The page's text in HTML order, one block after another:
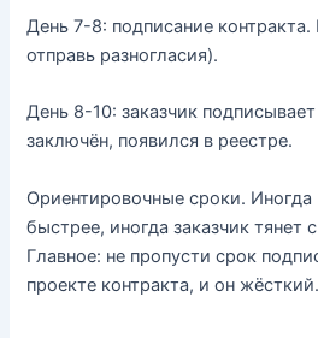
День 7-8: подписание
отправь разногласия).
День 8-10: заказчик
заключён, появился в реестре.
Ориентировочные сроки. Иногда
быстрее, иногда заказчик
Главное: не пропусти срок
проекте контракта, и он жёсткий.